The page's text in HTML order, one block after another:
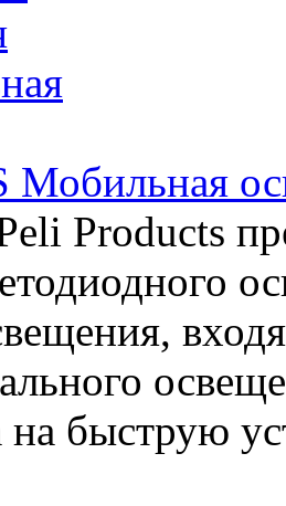
Products
на быструю